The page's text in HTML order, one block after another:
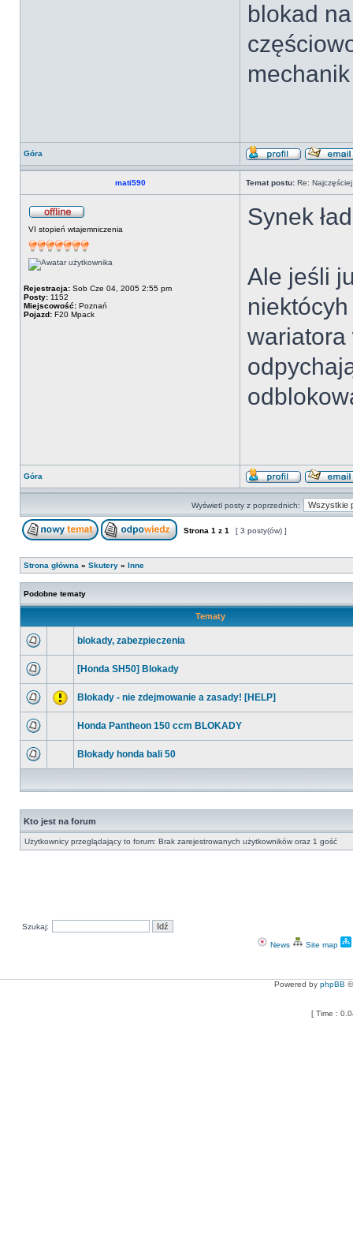
blokad
Góra
mati590 Temat postu: Re:
VI stopień wtajemniczenia
Rejestracja: Sob Cze 04, 2005 2:55 pm
Posty: 1152
Miejscowość: Poznań
Pojazd: F20 Mpack
Synek
Ale jeśli
wariatora
Góra
Wyświetl posty z poprzednich:
Strona 1 z 1 [ 3 posty(ów) ]
Strona główna » Skutery » Inne
Podobne tematy
Tematy
blokady, zabezpieczenia
[Honda SH50] Blokady
Blokady - nie zdejmowanie a zasady! [HELP]
Honda Pantheon 150 ccm BLOKADY
Blokady honda bali 50
Kto jest na forum
Użytkownicy przeglądający to forum: Brak zarejestrowanych użytkowników oraz 1 gość
Szukaj:
News Site map
Powered by phpBB
[ Time :